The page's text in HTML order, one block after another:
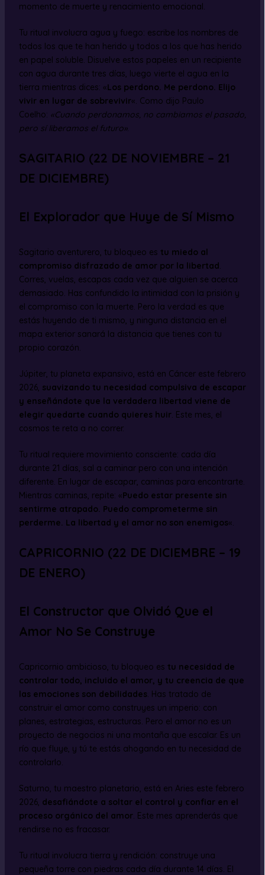
momento de muerte y renacimiento emocional.
Tu ritual involucra agua y fuego: escribe los nombres de
todos los que te han herido y todos a los que has herido
en papel soluble. Disuelve estos papeles en un recipiente
con agua durante tres días, luego vierte el agua en la
tierra mientras dices: «Los perdono. Me perdono. Elijo
vivir en lugar de sobrevivir«. Como dijo Paulo
Coelho: «Cuando perdonamos, no cambiamos el pasado,
pero sí liberamos el futuro».
SAGITARIO (22 DE NOVIEMBRE – 21
DE DICIEMBRE)
El Explorador que Huye de Sí Mismo
Sagitario aventurero, tu bloqueo es tu miedo al
compromiso disfrazado de amor por la libertad
Corres, vuelas, escapas cada vez que alguien se acerca
demasiado. Has confundido la intimidad con la prisión y
el compromiso con la muerte. Pero la verdad es que
estás huyendo de ti mismo, y ninguna distancia en el
mapa exterior sanará la distancia que tienes con tu
propio corazón.
Júpiter, tu planeta expansivo, está en Cáncer este febrero
2026, suavizando tu necesidad compulsiva de escapar
y enseñándote que la verdadera libertad viene de
elegir quedarte cuando quieres huir. Este mes, el
cosmos te reta a no correr.
Tu ritual requiere movimiento consciente: cada día
durante 21 días, sal a caminar pero con una intención
diferente. En lugar de escapar, caminas para encontrarte.
Mientras caminas, repite: «Puedo estar presente sin
sentirme atrapado. Puedo comprometerme sin
perderme. La libertad y el amor no son enemigos«.
CAPRICORNIO (22 DE DICIEMBRE – 19
DE ENERO)
El Constructor que Olvidó Que el
Amor No Se Construye
Capricornio ambicioso, tu bloqueo es tu necesidad de
controlar todo, incluido el amor, y tu creencia de que
las emociones son debilidades. Has tratado de
construir el amor como construyes un imperio: con
planes, estrategias, estructuras. Pero el amor no es un
proyecto de negocios ni una montaña que escalar. Es un
río que fluye, y tú te estás ahogando en tu necesidad de
controlarlo.
Saturno, tu maestro planetario, está en Aries este febrero
2026, desafiándote a soltar el control y confiar en el
proceso orgánico del amor. Este mes aprenderás que
rendirse no es fracasar.
Tu ritual involucra tierra y rendición: construye una
pequeña torre con piedras cada día durante 14 días. El